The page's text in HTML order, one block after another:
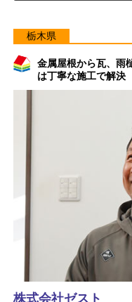
栃木県
金属屋根から瓦、雨
は丁寧な施工で解決
株式会社ゼスト